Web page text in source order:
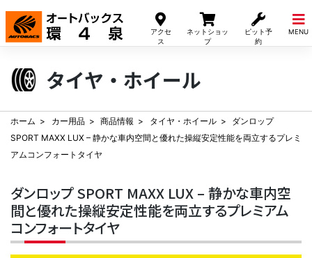
アクセ
ス
ネットショッ
プ
ピット予
約
MENU
Skip
content
タイヤ・ホイール
ホーム カー用品 商品情報 タイヤ・ホイール
ダンロップ
SPORT MAXX LUX – 静かな車内空間と優れた操縦安定性能を両立するプレミ
アムコンフォートタイヤ
ダンロップ SPORT MAXX LUX – 静かな車内空
間と優れた操縦安定性能を両立するプレミアム
コンフォートタイヤ